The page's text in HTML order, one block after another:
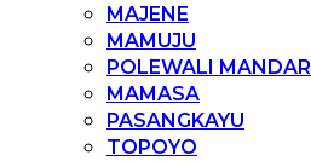
MAJENE
MAMUJU
POLEWALI MANDAR
MAMASA
PASANGKAYU
TOPOYO